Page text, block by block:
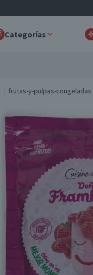
Categorías
frutas-y-pulpas-congeladas